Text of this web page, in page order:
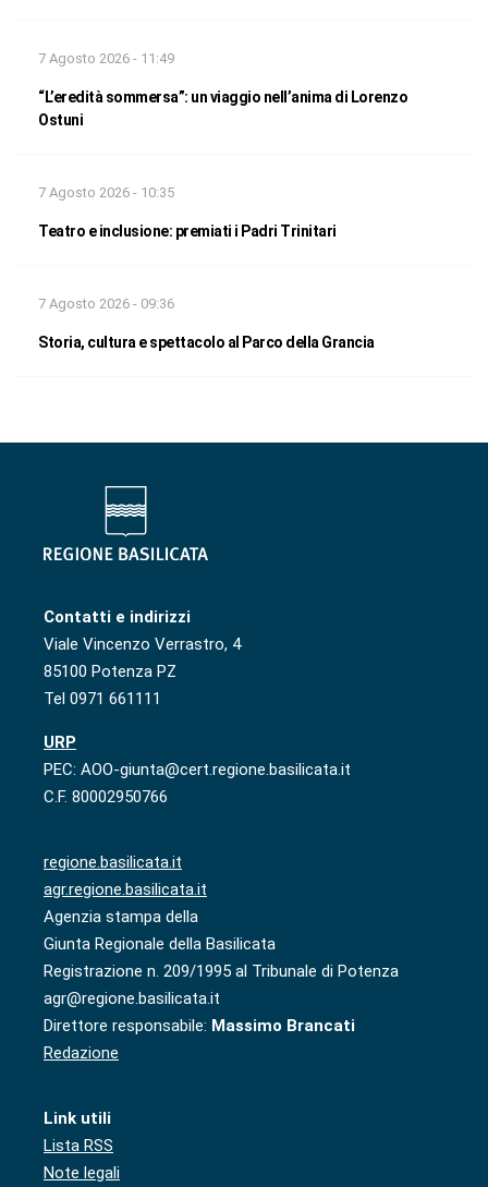
7 Agosto 2026 - 11:49
“L’eredità sommersa”: un viaggio nell’anima di Lorenzo
Ostuni
7 Agosto 2026 - 10:35
Teatro e inclusione: premiati i Padri Trinitari
7 Agosto 2026 - 09:36
Storia, cultura e spettacolo al Parco della Grancia
Contatti e indirizzi
Viale Vincenzo Verrastro, 4
85100 Potenza PZ
Tel 0971 661111
URP
PEC: AOO-giunta@cert.regione.basilicata.it
C.F. 80002950766
regione.basilicata.it
agr.regione.basilicata.it
Agenzia stampa della
Giunta Regionale della Basilicata
Registrazione n. 209/1995 al Tribunale di Potenza
agr@regione.basilicata.it
Direttore responsabile: Massimo Brancati
Redazione
Link utili
Lista RSS
Note legali